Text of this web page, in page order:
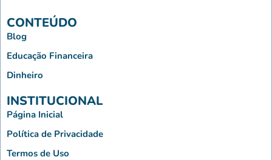
CONTEÚDO
Blog
Educação Financeira
Dinheiro
INSTITUCIONAL
Página Inicial
Política de Privacidade
Termos de Uso